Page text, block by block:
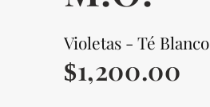
Violetas - Té Blanco
$1,200.00